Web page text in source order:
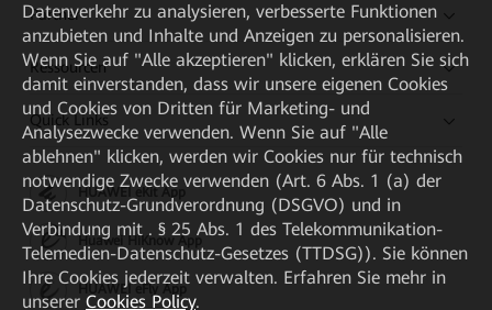
Partner
Ressourcen
Quick Links
HUAWEI eKit App
Huawei HiKnow App
HUAWEI eFly App
Datenverkehr zu analysieren, verbesserte Funktionen
anzubieten und Inhalte und Anzeigen zu personalisieren.
Wenn Sie auf "Alle akzeptieren" klicken, erklären Sie sich
damit einverstanden, dass wir unsere eigenen Cookies
und Cookies von Dritten für Marketing- und
Analysezwecke verwenden. Wenn Sie auf "Alle
ablehnen" klicken, werden wir Cookies nur für technisch
notwendige Zwecke verwenden (Art. 6 Abs. 1 (a) der
Datenschutz-Grundverordnung (DSGVO) und in
Verbindung mit . § 25 Abs. 1 des Telekommunikation-
Telemedien-Datenschutz-Gesetzes (TTDSG)). Sie können
Ihre Cookies jederzeit verwalten. Erfahren Sie mehr in
unserer Cookies Policy.